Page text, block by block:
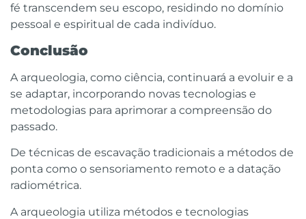
fé transcendem seu escopo, residindo no domínio
pessoal e espiritual de cada indivíduo.
Conclusão
A arqueologia, como ciência, continuará a evoluir e a
se adaptar, incorporando novas tecnologias e
metodologias para aprimorar a compreensão do
passado.
De técnicas de escavação tradicionais a métodos de
ponta como o sensoriamento remoto e a datação
radiométrica.
A arqueologia utiliza métodos e tecnologias